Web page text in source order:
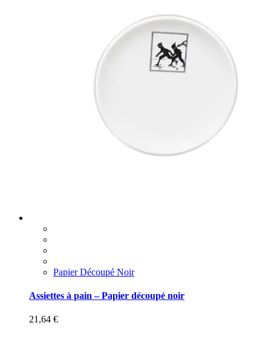
Papier Découpé Noir
Assiettes à pain – Papier découpé noir
21,64 €